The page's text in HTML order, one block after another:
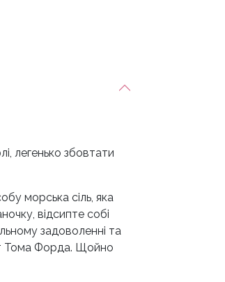
легенько збовтати
морська сіль, яка
відсипте собі
задоволенні та
Тома Форда. Щойно